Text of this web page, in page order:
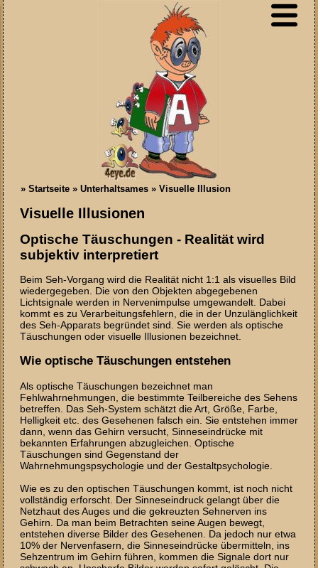
»Startseite »Unterhaltsames »Visuelle Illusion
Visuelle Illusionen
Optische Täuschungen - Realität wird
subjektiv interpretiert
Beim Seh-Vorgang wird die Realität nicht 1:1 als visuelles Bild
wiedergegeben. Die von den Objekten abgegebenen
Lichtsignale werden in Nervenimpulse umgewandelt. Dabei
kommt es zu Verarbeitungsfehlern, die in der Unzulänglichkeit
des Seh-Apparats begründet sind. Sie werden als optische
Täuschungen oder visuelle Illusionen bezeichnet.
Wie optische Täuschungen entstehen
Als optische Täuschungen bezeichnet man
Fehlwahrnehmungen, die bestimmte Teilbereiche des Sehens
betreffen. Das Seh-System schätzt die Art, Größe, Farbe,
Helligkeit etc. des Gesehenen falsch ein. Sie entstehen immer
dann, wenn das Gehirn versucht, Sinneseindrücke mit
bekannten Erfahrungen abzugleichen. Optische
Täuschungen sind Gegenstand der
Wahrnehmungspsychologie und der Gestaltpsychologie.
Wie es zu den optischen Täuschungen kommt, ist noch nicht
vollständig erforscht. Der Sinneseindruck gelangt über die
Netzhaut des Auges und die gekreuzten Sehnerven ins
Gehirn. Da man beim Betrachten seine Augen bewegt,
entstehen diverse Bilder des Gesehenen. Da jedoch nur etwa
10% der Nervenfasern, die Sinneseindrücke übermitteln, ins
Sehzentrum im Gehirn führen, kommen die Signale dort nur